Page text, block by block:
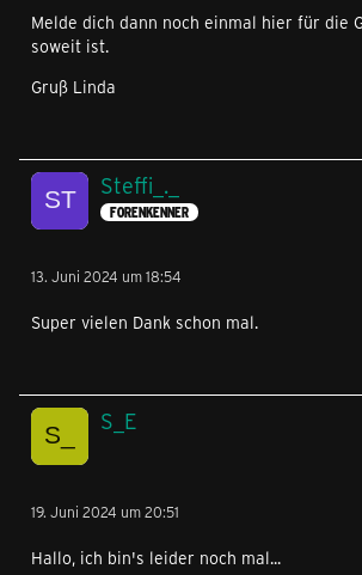
Melde dich dann noch einmal hier für die
soweit ist.
Gruß Linda
Steffi_._
FORENKENNER
13. Juni 2024 um 18:54
Super vielen Dank schon mal.
S_E
19. Juni 2024 um 20:51
Hallo, ich bin's leider noch mal...